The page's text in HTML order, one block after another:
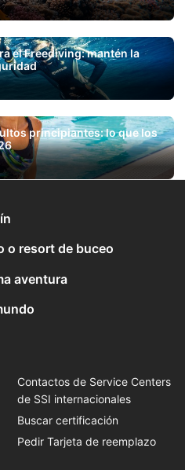
el Freediving: mantén la
principiantes: lo que los
o resort de buceo
aventura
Contactos de Service Centers
de SSI internacionales
Buscar certificación
Pedir Tarjeta de reemplazo